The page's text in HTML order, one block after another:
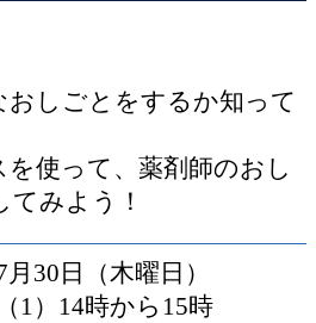
おしごとをするか知って
使って、薬剤師のおし
みよう！
月30日（木曜日）
（1）14時から15時